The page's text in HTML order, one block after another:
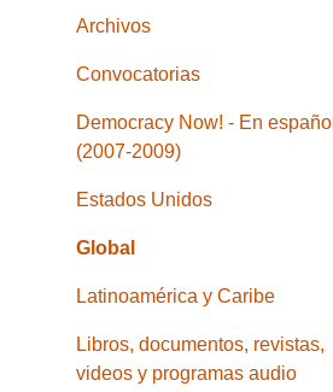
Archivos
Convocatorias
Democracy Now! - En español
(2007-2009)
Estados Unidos
Global
Latinoamérica y Caribe
Libros, documentos, revistas,
videos y programas audio